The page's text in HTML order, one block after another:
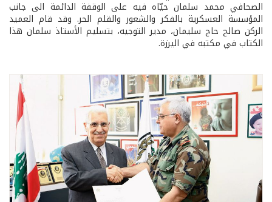
الصحافي محمد سلمان حيّاه فيه على الوقفة الدائمة الى جانب
المؤسسة العسكرية بالفكر والشعور والقلم الحر. وقد قام العميد
الركن صالح حاج سليمان، مدير التوجيه، بتسليم الأستاذ سلمان هذا
الكتاب في مكتبه في اليرزة.